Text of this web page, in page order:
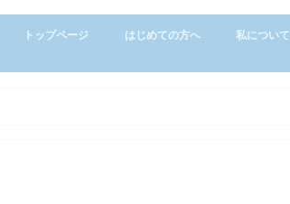
トップページ はじめての方へ 私について